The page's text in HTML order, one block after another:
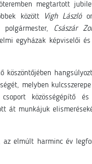
megtartott
között
Vigh László
polgármester, Császár
egyházak képviselői és
köszöntőjében
melyben
közösségépítő és
át munkájuk
elmúlt harminc év